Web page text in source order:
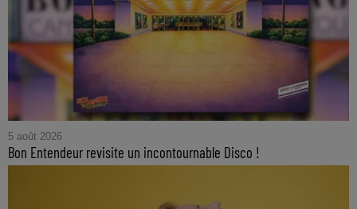
5 août 2026
Bon Entendeur revisite un incontournable Disco !